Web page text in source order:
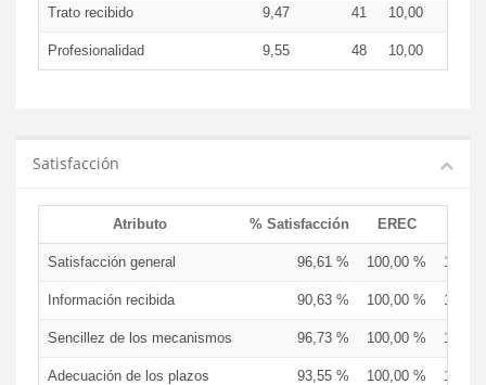
Trato recibido 9,47 41 10,00
Profesionalidad 9,55 48 10,00
Satisfacción
Atributo % Satisfacción EREC
Satisfacción general 96,61 % 100,00 %
Información recibida 90,63 % 100,00 %
Sencillez de los mecanismos 96,73 % 100,00 %
Adecuación de los plazos 93,55 % 100,00 %